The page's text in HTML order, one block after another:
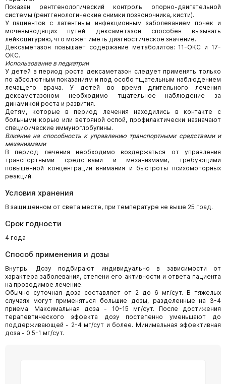
Показан рентгенологический контроль опорно-двигательной
системы (рентгенологические снимки позвоночника, кисти).
У пациентов с латентным инфекционным заболеванием почек и
мочевыводящих путей дексаметазон способен вызывать
лейкоцитурию, что может иметь диагностическое значение.
Дексаметазон повышает содержание метаболитов: 11-ОКС и 17-
ОКС.
Использование в педиатрии
У детей в период роста дексаметазон следует применять только
по абсолютным показаниям и под особо тщательным наблюдением
лечащего врача. У детей во время длительного лечения
дексаметазоном необходимо тщательное наблюдение за
динамикой роста и развития.
Детям, которые в период лечения находились в контакте с
больными корью или ветряной оспой, профилактически назначают
специфические иммуноглобулины.
Влияние на способность к управлению транспортными средствами и
механизмами
В период лечения необходимо воздержаться от управления
транспортными средствами и механизмами, требующими
повышенной концентрации внимания и быстроты психомоторных
реакций.
Условия хранения
В защищенном от света месте, при температуре не выше 25 град.
Срок годности
4 года
Способ применения и дозы
Внутрь. Дозу подбирают индивидуально в зависимости от
характера заболевания, степени его активности и ответа пациента
на проводимое лечение.
Обычно суточная доза составляет от 2 до 6 мг/сут. В тяжелых
случаях могут применяться большие дозы, разделенные на 3-4
приема. Максимальная доза - 10-15 мг/сут. После достижения
терапевтического эффекта дозу постепенно уменьшают до
поддерживающей - 2-4 мг/сут и более. Минимальная эффективная
доза - 0.5-1 мг/сут.